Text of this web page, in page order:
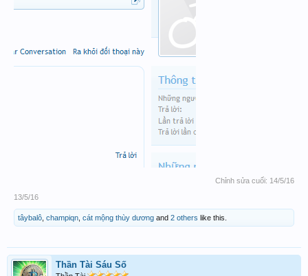
Chỉnh sửa cuối: 14/5/16
13/5/16
tâybalô champiqn cát mộng thùy dương and 2 others like this.
Thần Tài Sáu Số